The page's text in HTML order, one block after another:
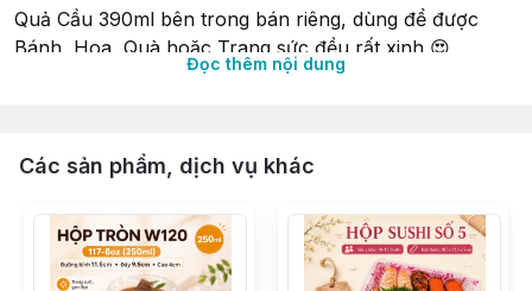
Quả Cầu 390ml bên trong bán riêng, dùng để được
Bánh, Hoa, Quà hoặc Trang sức đều rất xinh 😍
🔰 Shop 𝐍𝐈𝐄̂̀𝐌 𝐕𝐔𝐈 𝐕𝐈̣ 𝐍𝐆𝐎̣𝐓 𝑠𝑖𝑛𝑐𝑒 2015
🔰 Tư vấn & phục vụ tận tình chu đáo
🔰 Có Cửa hàng & Kho hàng cung ứng liền mạch
Đọc thêm nội dung
Các sản phẩm, dịch vụ khác